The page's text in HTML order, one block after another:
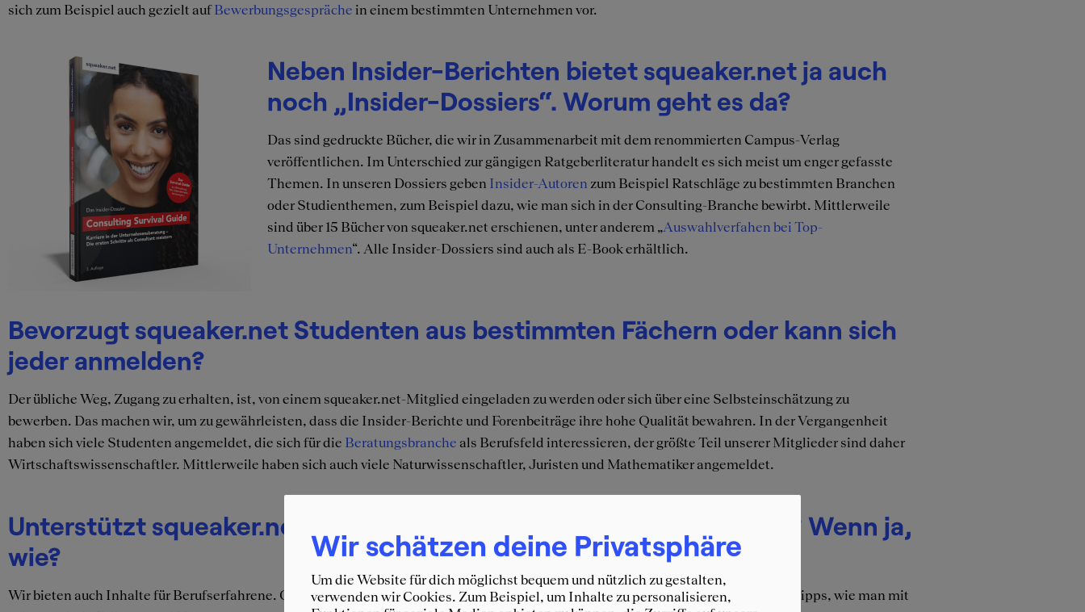
sich zum Beispiel auch gezielt aufBewerbungsgespräche in einem bestimmten Unternehmen vor.
Neben Insider-Berichten bietet squeaker.net ja auch
noch „Insider-Dossiers“. Worum geht es da?
Das sind gedruckte Bücher, die wir in Zusammenarbeit mit dem renommierten Campus-Verlag
veröffentlichen. Im Unterschied zur gängigen Ratgeberliteratur handelt es sich meist um enger gefasste
Themen. In unseren Dossiers geben Insider-Autoren zum Beispiel Ratschläge zu bestimmten Branchen
oder Studienthemen, zum Beispiel dazu, wie man sich in der Consulting-Branche bewirbt. Mittlerweile
sind über 15 Bücher von squeaker.net erschienen, unter anderem „Auswahlverfahen bei Top-
Unternehmen“. Alle Insider-Dossiers sind auch als E-Book erhältlich.
Bevorzugt squeaker.net Studenten aus bestimmten Fächern oder kann sich
jeder anmelden?
Der übliche Weg, Zugang zu erhalten, ist, von einem squeaker.net-Mitglied eingeladen zu werden oder sich über eine Selbsteinschätzung zu
bewerben. Das machen wir, um zu gewährleisten, dass die Insider-Berichte und Forenbeiträge ihre hohe Qualität bewahren. In der Vergangenheit
haben sich viele Studenten angemeldet, die sich für die Beratungsbranche als Berufsfeld interessieren, der größte Teil unserer Mitglieder sind daher
Wirtschaftswissenschaftler. Mittlerweile haben sich auch viele Naturwissenschaftler, Juristen und Mathematiker angemeldet.
Unterstützt squeaker.net die Mitglieder auch nach dem Abschluss? Wenn ja,
wie?
Wir bieten auch Inhalte für Berufserfahrene. Gerade die ersten Berufsjahre haben wir inhaltlich schon stark bearbeitet. Wir geben Tipps, wie man mit
Wir schätzen deine Privatsphäre
Um die Website für dich möglichst bequem und nützlich zu gestalten,
verwenden wir Cookies. Zum Beispiel, um Inhalte zu personalisieren,